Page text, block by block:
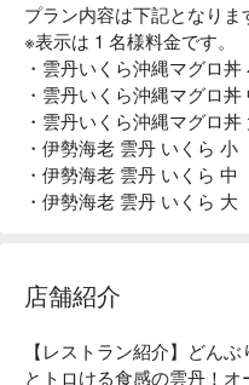
プラン内容は下記となりま
※表示は 1 名様料金です。
・雲丹いくら沖縄マグロ丼
・雲丹いくら沖縄マグロ
・雲丹いくら沖縄マグロ
・伊勢海老 雲丹 いくら
・伊勢海老 雲丹 いくら
・伊勢海老 雲丹 いくら
店舗紹介
【レストラン紹介】どん
とトロける食感の雲丹！